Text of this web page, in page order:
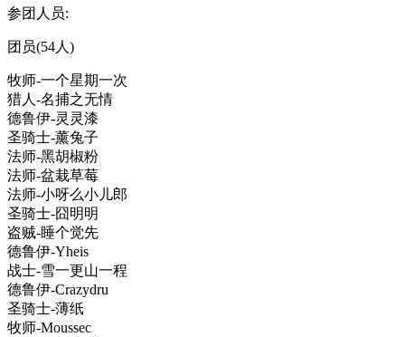
参团人员:
团员(54人)
牧师-一个星期一次
猎人-名捕之无情
德鲁伊-灵灵漆
圣骑士-薰兔子
法师-黑胡椒粉
法师-盆栽草莓
法师-小呀么小儿郎
圣骑士-囧明明
盗贼-睡个觉先
德鲁伊-Yheis
战士-雪一更山一程
德鲁伊-Crazydru
圣骑士-薄纸
牧师-Moussec